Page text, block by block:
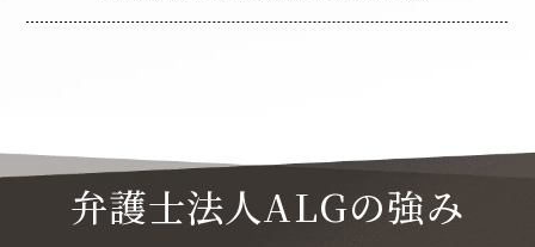
弁護士法人ALGの強み